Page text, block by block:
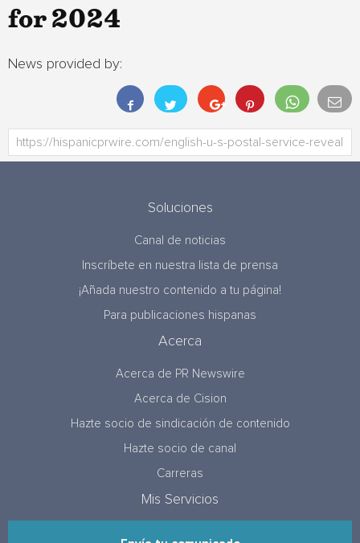
for 2024
News provided by:
Soluciones
Canal de noticias
Inscríbete en nuestra lista de prensa
¡Añada nuestro contenido a tu página!
Para publicaciones hispanas
Acerca
Acerca de PR Newswire
Acerca de Cision
Hazte socio de sindicación de contenido
Hazte socio de canal
Carreras
Mis Servicios